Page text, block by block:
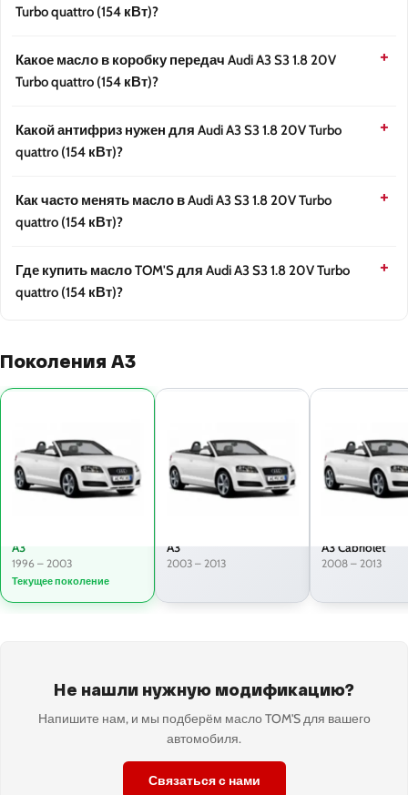
Turbo quattro (154 кВт)?
Какое масло в коробку передач Audi A3 S3 1.8 20V
Turbo quattro (154 кВт)?
Какой антифриз нужен для Audi A3 S3 1.8 20V Turbo
quattro (154 кВт)?
Как часто менять масло в Audi A3 S3 1.8 20V Turbo
quattro (154 кВт)?
Где купить масло TOM'S для Audi A3 S3 1.8 20V Turbo
quattro (154 кВт)?
Поколения A3
A3
1996 – 2003
Текущее поколение
A3
2003 – 2013
A3 Cabriolet
2008 – 2013
Не нашли нужную модификацию?
Напишите нам, и мы подберём масло TOM'S для вашего
автомобиля.
Связаться с нами